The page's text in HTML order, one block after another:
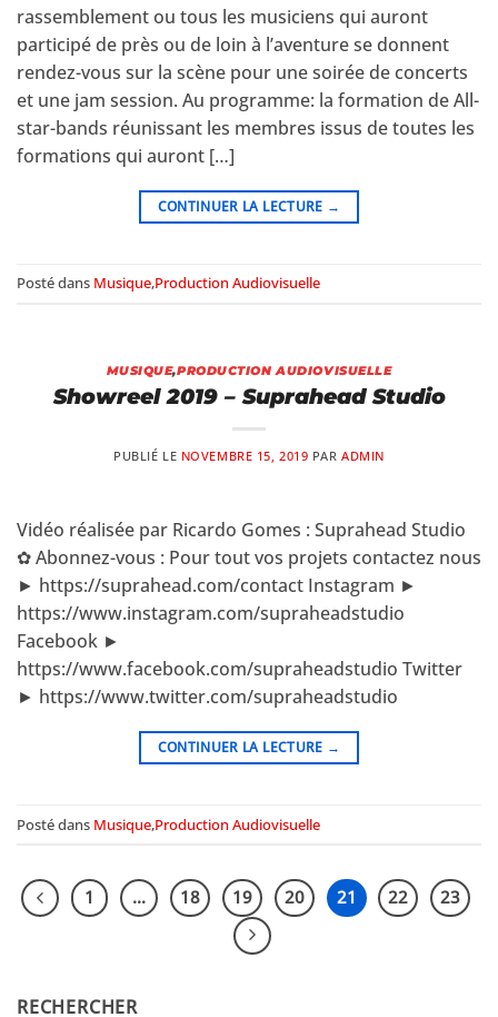
rassemblement ou tous les musiciens qui auront
participé de près ou de loin à l’aventure se donnent
rendez-vous sur la scène pour une soirée de concerts
et une jam session. Au programme: la formation de All-
star-bands réunissant les membres issus de toutes les
formations qui auront […]
CONTINUER LA LECTURE →
Posté dans Musique,Production Audiovisuelle
MUSIQUE,PRODUCTION AUDIOVISUELLE
Showreel 2019 – Suprahead Studio
PUBLIÉ LE NOVEMBRE 15, 2019 PARADMIN
Vidéo réalisée par Ricardo Gomes : Suprahead Studio
✿ Abonnez-vous : Pour tout vos projets contactez nous
► https://suprahead.com/contact Instagram ►
https://www.instagram.com/supraheadstudio
Facebook ►
https://www.facebook.com/supraheadstudio Twitter
► https://www.twitter.com/supraheadstudio
CONTINUER LA LECTURE →
Posté dans Musique,Production Audiovisuelle
1 … 18 19 20 21 22 23
RECHERCHER